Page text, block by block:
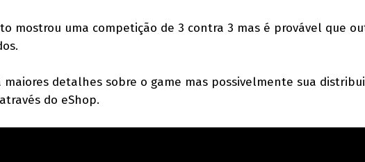
mostrou uma competição de 3 contra 3 mas é provável que
maiores detalhes sobre o game mas possivelmente sua
do eShop.